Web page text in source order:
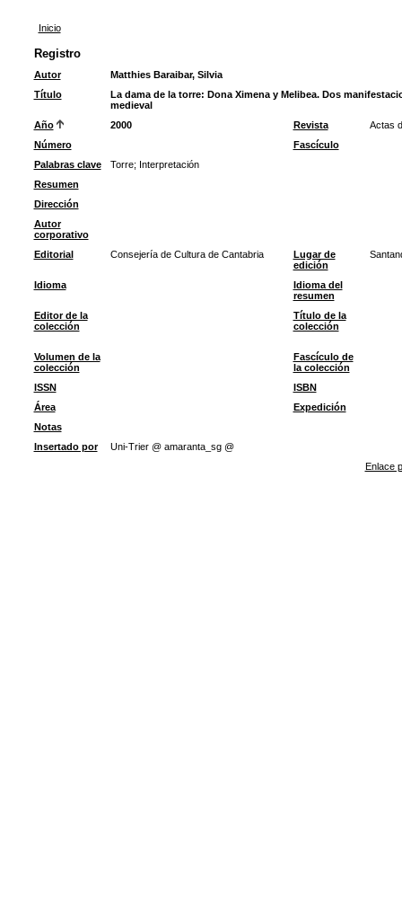
Inicio
Registro
Autor
Matthies Baraibar, Silvia
Título
La dama de la torre: Dona Ximena y Melibea. Dos
medieval
Año
2000 Revista
Actas
Número
Fascículo
Palabras clave
Torre; Interpretación
Resumen
Dirección
Autor
corporativo
Editorial
Consejería de Cultura de Cantabria
Lugar de
edición
Idioma
Idioma del
resumen
Editor de la
colección
Título de la
colección
Volumen de la
colección
Fascículo de
la colección
ISSN
ISBN
Área
Expedición
Notas
Insertado por
Uni-Trier @ amaranta_sg @
Enlace